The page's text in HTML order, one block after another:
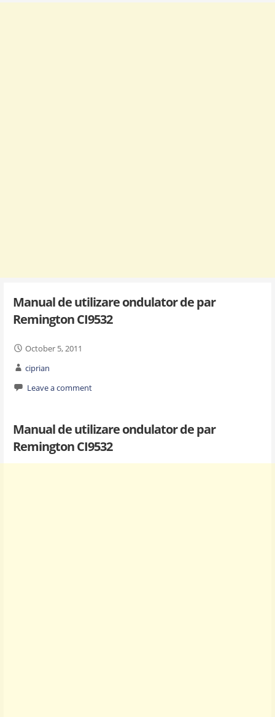
Manual de utilizare ondulator de par
Remington CI9532
October 5, 2011
ciprian
Leave a comment
Manual de utilizare ondulator de par
Remington CI9532